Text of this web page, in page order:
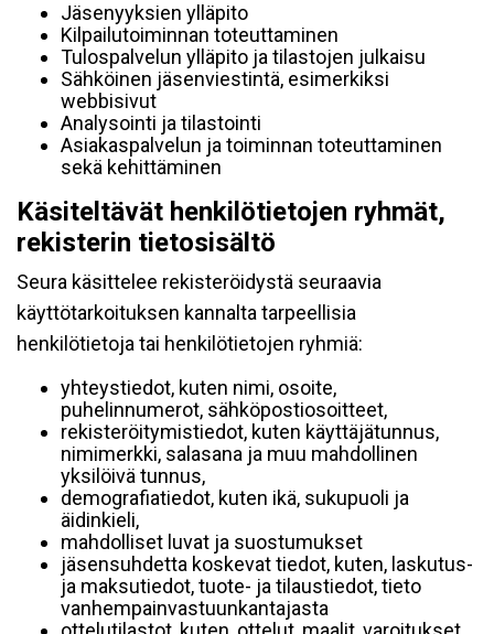
Jäsenyyksien ylläpito
Kilpailutoiminnan toteuttaminen
Tulospalvelun ylläpito ja tilastojen julkaisu
Sähköinen jäsenviestintä, esimerkiksi
webbisivut
Analysointi ja tilastointi
Asiakaspalvelun ja toiminnan toteuttaminen
sekä kehittäminen
Käsiteltävät henkilötietojen ryhmät,
rekisterin tietosisältö
Seura käsittelee rekisteröidystä seuraavia
käyttötarkoituksen kannalta tarpeellisia
henkilötietoja tai henkilötietojen ryhmiä:
yhteystiedot, kuten nimi, osoite,
puhelinnumerot, sähköpostiosoitteet,
rekisteröitymistiedot, kuten käyttäjätunnus,
nimimerkki, salasana ja muu mahdollinen
yksilöivä tunnus,
demografiatiedot, kuten ikä, sukupuoli ja
äidinkieli,
mahdolliset luvat ja suostumukset
jäsensuhdetta koskevat tiedot, kuten, laskutus-
ja maksutiedot, tuote- ja tilaustiedot, tieto
vanhempainvastuunkantajasta